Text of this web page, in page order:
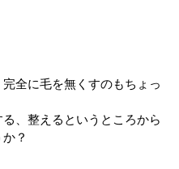
全に毛を無くすのもちょっ
、整えるというところから
？